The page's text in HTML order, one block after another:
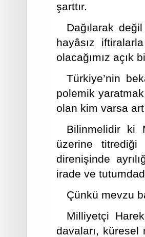
şarttır.
Dağılarak
hayâsız
olacağımız açık
Türkiye’nin
polemik
olan kim varsa
Bilinmelidir ki
üzerine
direnişinde
irade ve
Çünkü mevzu
Milliyetçi
davaları,